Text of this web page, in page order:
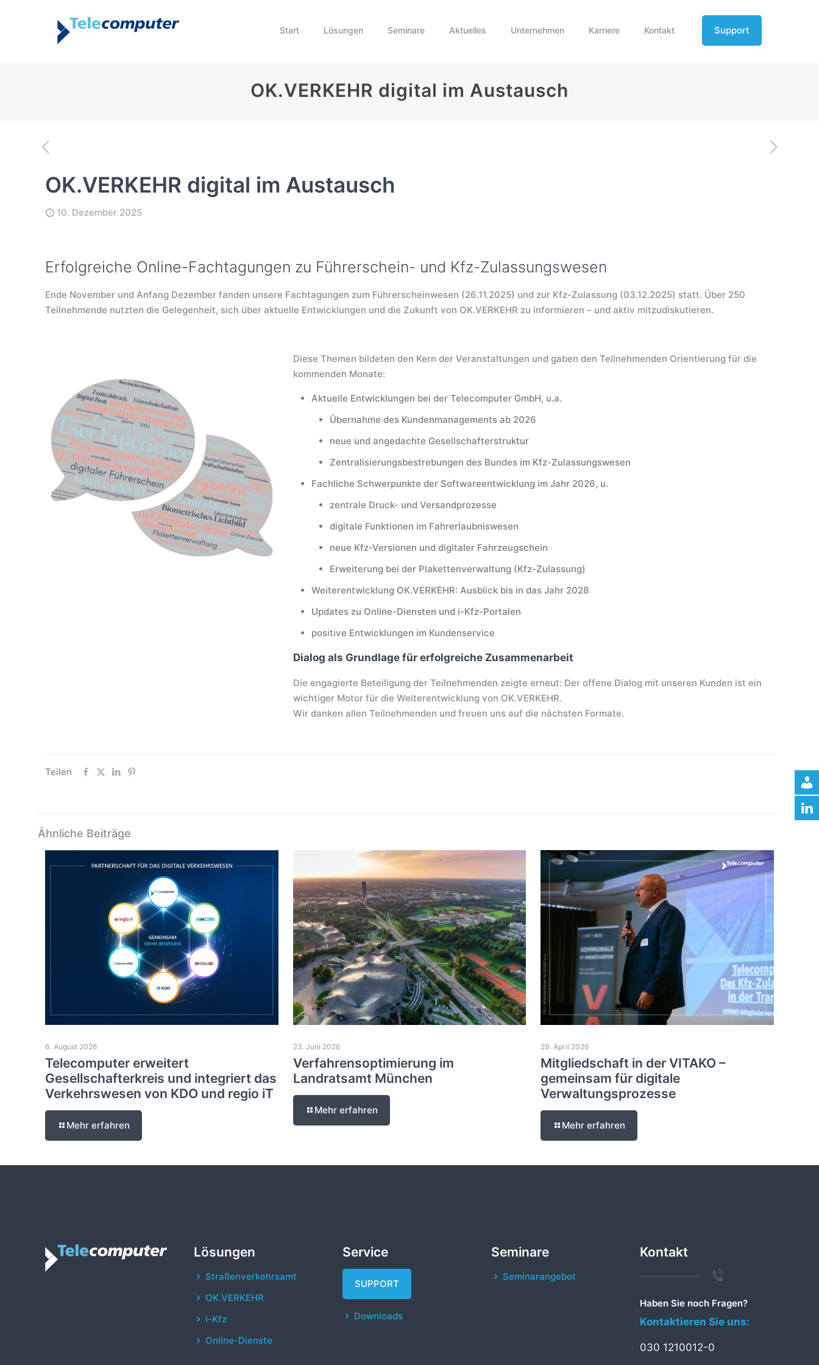
Start Lösungen Seminare Aktuelles Unternehmen Karriere Kontakt Support
OK.VERKEHR digital im Austausch
OK.VERKEHR digital im Austausch
10. Dezember 2025
Erfolgreiche Online-Fachtagungen zu Führerschein- und Kfz-Zulassungswesen
Ende November und Anfang Dezember fanden unsere Fachtagungen zum Führerscheinwesen (26.11.2025) und zur Kfz-Zulassung (03.12.2025) statt. Über 250
Teilnehmende nutzten die Gelegenheit, sich über aktuelle Entwicklungen und die Zukunft von OK.VERKEHR zu informieren – und aktiv mitzudiskutieren.
Diese Themen bildeten den Kern der Veranstaltungen und gaben den Teilnehmenden Orientierung für die
kommenden Monate:
Aktuelle Entwicklungen bei der Telecomputer GmbH, u.a.
Übernahme des Kundenmanagements ab 2026
neue und angedachte Gesellschafterstruktur
Zentralisierungsbestrebungen des Bundes im Kfz-Zulassungswesen
Fachliche Schwerpunkte der Softwareentwicklung im Jahr 2026, u.
zentrale Druck- und Versandprozesse
digitale Funktionen im Fahrerlaubniswesen
neue Kfz-Versionen und digitaler Fahrzeugschein
Erweiterung bei der Plakettenverwaltung (Kfz-Zulassung)
Weiterentwicklung OK.VERKEHR: Ausblick bis in das Jahr 2028
Updates zu Online-Diensten und i-Kfz-Portalen
positive Entwicklungen im Kundenservice
Dialog als Grundlage für erfolgreiche Zusammenarbeit
Die engagierte Beteiligung der Teilnehmenden zeigte erneut: Der offene Dialog mit unseren Kunden ist ein
wichtiger Motor für die Weiterentwicklung von OK.VERKEHR.
Wir danken allen Teilnehmenden und freuen uns auf die nächsten Formate.
Teilen
Ähnliche Beiträge
6. August 2026
Telecomputer erweitert
Gesellschafterkreis und integriert das
Verkehrswesen von KDO und regio iT
Mehr erfahren
23. Juni 2026
Verfahrensoptimierung im
Landratsamt München
Mehr erfahren
29. April 2026
Mitgliedschaft in der VITAKO –
gemeinsam für digitale
Verwaltungsprozesse
Mehr erfahren
Lösungen
Straßenverkehrsamt
OK.VERKEHR
i-Kfz
Online-Dienste
Service
SUPPORT
Downloads
Seminare
Seminarangebot
Kontakt
Haben Sie noch Fragen?
Kontaktieren Sie uns:
030 1210012-0